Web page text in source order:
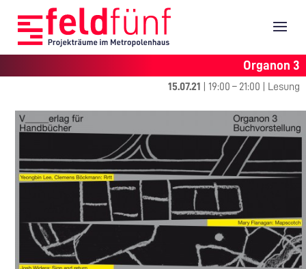
Organon 3
15.07.21 19:00 – 21:00 Lesung